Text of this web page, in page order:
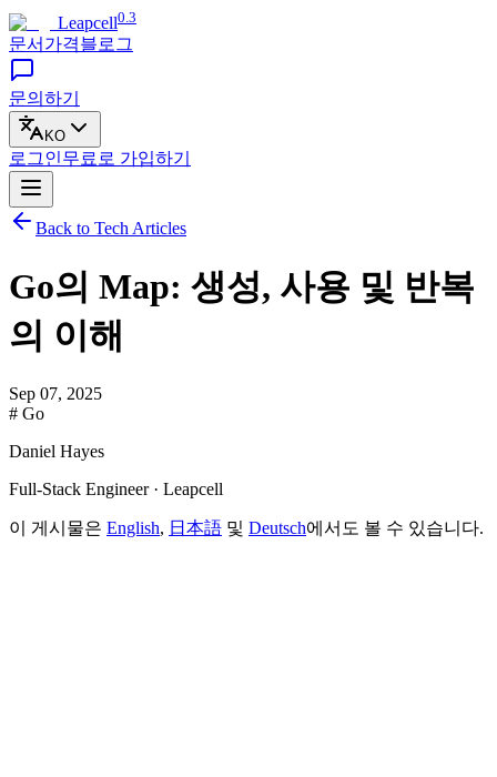
Leapcell0.3
문서 가격블로그
문의하기
KO
로그인무료로 가입하기
Back to Tech Articles
Go의 Map: 생성, 사용 및 반복
의 이해
Sep 07, 2025
# Go
Daniel Hayes
Full-Stack Engineer · Leapcell
이 게시물은 English, 日本語 및 Deutsch에서도 볼 수 있습니다.